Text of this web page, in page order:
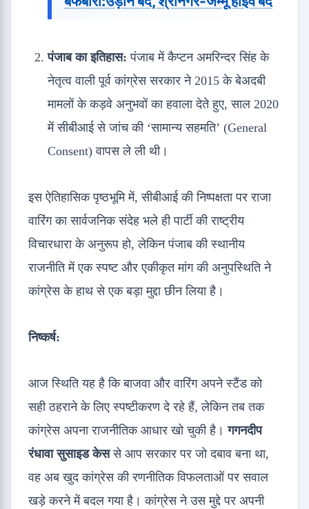
पंजाब का इतिहास: पंजाब में कैप्टन अमरिन्दर सिंह के
नेतृत्व वाली पूर्व कांग्रेस सरकार ने 2015 के बेअदबी
मामलों के कड़वे अनुभवों का हवाला देते हुए, साल 2020
में सीबीआई से जांच की ‘सामान्य सहमति’ (General
Consent) वापस ले ली थी।
इस ऐतिहासिक पृष्ठभूमि में, सीबीआई की निष्पक्षता पर राजा
वारिंग का सार्वजनिक संदेह भले ही पार्टी की राष्ट्रीय
विचारधारा के अनुरूप हो, लेकिन पंजाब की स्थानीय
राजनीति में एक स्पष्ट और एकीकृत मांग की अनुपस्थिति ने
कांग्रेस के हाथ से एक बड़ा मुद्दा छीन लिया है।
निष्कर्ष:
आज स्थिति यह है कि बाजवा और वारिंग अपने स्टैंड को
सही ठहराने के लिए स्पष्टीकरण दे रहे हैं, लेकिन तब तक
कांग्रेस अपना राजनीतिक आधार खो चुकी है।गगनदीप
रंधावा सुसाइड केससे आप सरकार पर जो दबाव बना था,
वह अब खुद कांग्रेस की रणनीतिक विफलताओं पर सवाल
खड़े करने में बदल गया है। कांग्रेस ने उस मुद्दे पर अपनी